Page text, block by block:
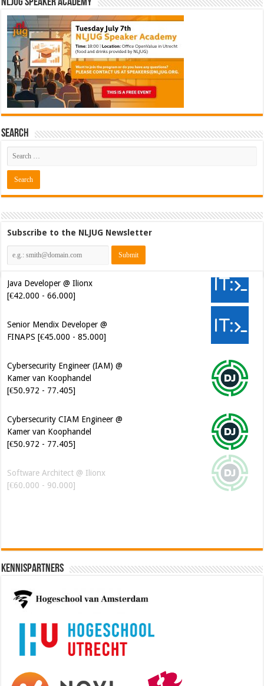
NLJUG Speaker Academy
Search
Subscribe to the NLJUG Newsletter
Java Developer @ Ilionx
[€42.000 - 66.000]
Senior Mendix Developer @
FINAPS [€45.000 - 85.000]
Cybersecurity Engineer (IAM) @
Kamer van Koophandel
[€50.972 - 77.405]
Cybersecurity CIAM Engineer @
Kamer van Koophandel
[€50.972 - 77.405]
Software Architect @ Ilionx
[€60.000 - 90.000]
Kennispartners